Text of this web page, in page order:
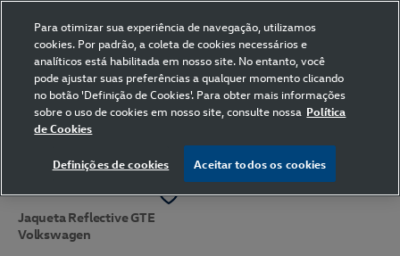
Home Volkswagen Vestuário Jaqueta Prata
FILTRAR
Jaqueta Reflective GTE
Volkswagen
Para otimizar sua experiência de navegação, utilizamos
cookies. Por padrão, a coleta de cookies necessários e
analíticos está habilitada em nosso site. No entanto, você
pode ajustar suas preferências a qualquer momento clicando
no botão 'Definição de Cookies'. Para obter mais informações
sobre o uso de cookies em nosso site, consulte nossa Política
de Cookies
Definições de cookies Aceitar todos os cookies